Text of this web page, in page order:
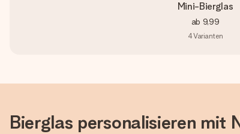
Mini-Bierglas
ab 9,99
4Varianten
Bierglas personalisieren mit